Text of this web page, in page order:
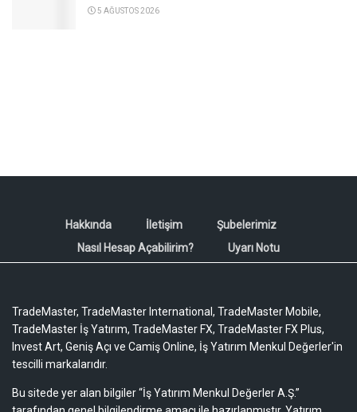
5 AĞUSTOS 2026
Hakkında İletişim
Şubelerimiz
Nasıl Hesap Açabilirim?
Uyarı Notu
TradeMaster, TradeMaster International, TradeMaster Mobile,
TradeMaster İş Yatırım, TradeMaster FX, TradeMaster FX Plus,
Invest Art, Geniş Açı ve Camiş Online, İş Yatırım Menkul Değerler'in
tescilli markalarıdır.
Bu sitede yer alan bilgiler “İş Yatırım Menkul Değerler A.Ş.”